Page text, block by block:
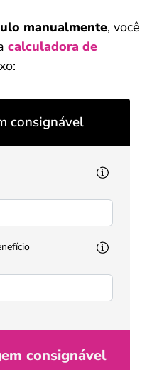
manualmente, você
calculadora de
consignável
consignável